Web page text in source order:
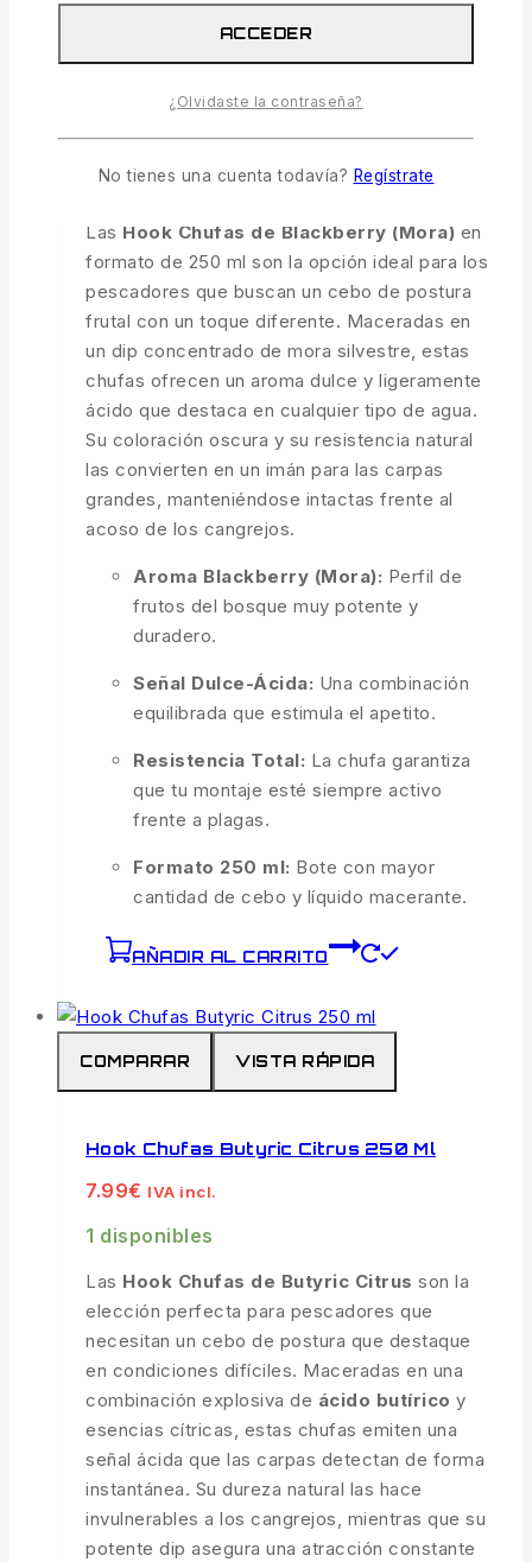
COMPARAR VISTA RÁPIDA
Hook Chufas Blackberry 250 Ml
7.99€ IVA incl.
1 disponibles
Las Hook Chufas de Blackberry (Mora) en
formato de 250 ml son la opción ideal para los
pescadores que buscan un cebo de postura
frutal con un toque diferente. Maceradas en
un dip concentrado de mora silvestre, estas
chufas ofrecen un aroma dulce y ligeramente
ácido que destaca en cualquier tipo de agua.
Su coloración oscura y su resistencia natural
las convierten en un imán para las carpas
grandes, manteniéndose intactas frente al
acoso de los cangrejos.
Aroma Blackberry (Mora): Perfil de
frutos del bosque muy potente y
duradero.
Señal Dulce-Ácida: Una combinación
equilibrada que estimula el apetito.
Resistencia Total: La chufa garantiza
que tu montaje esté siempre activo
frente a plagas.
Formato 250 ml: Bote con mayor
cantidad de cebo y líquido macerante.
AÑADIR AL CARRITO
COMPARAR VISTA RÁPIDA
Hook Chufas Butyric Citrus 250 Ml
7.99€ IVA incl.
1 disponibles
Las Hook Chufas de Butyric Citrus son la
elección perfecta para pescadores que
necesitan un cebo de postura que destaque
en condiciones difíciles. Maceradas en una
combinación explosiva de ácido butírico y
esencias cítricas, estas chufas emiten una
señal ácida que las carpas detectan de forma
instantánea. Su dureza natural las hace
invulnerables a los cangrejos, mientras que su
potente dip asegura una atracción constante
ACCEDER
¿Olvidaste la contraseña?
No tienes una cuenta todavía? Regístrate